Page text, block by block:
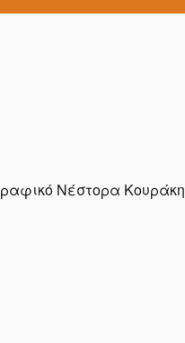
Νέστορα Κουράκη